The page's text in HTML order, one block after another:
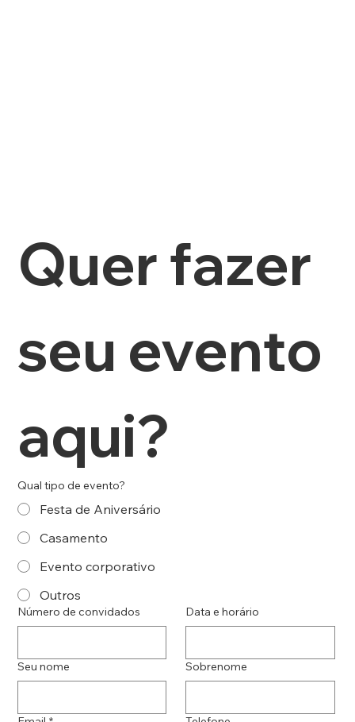
Quer fazer
seu evento
aqui?
Qual tipo de evento?
Festa de Aniversário
Casamento
Evento corporativo
Outros
Número de convidados Data e horário
Seu nome Sobrenome